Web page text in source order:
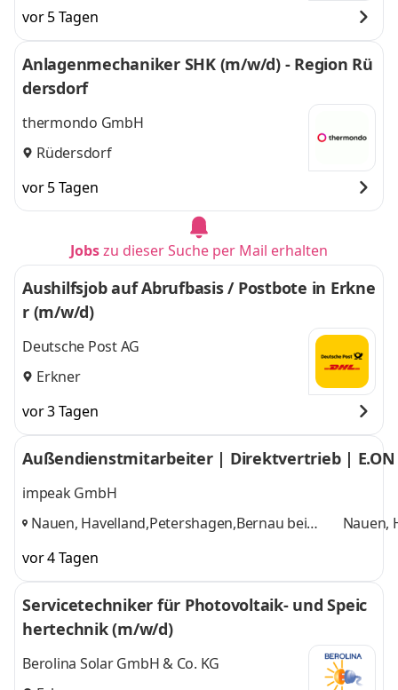
vor 5 Tagen
Anlagenmechaniker SHK (m/w/d) - Region Rü
dersdorf
thermondo GmbH
Rüdersdorf
vor 5 Tagen
Jobszu dieser Suche per Mail erhalten
Aushilfsjob auf Abrufbasis / Postbote in Erkne
r (m/w/d)
Deutsche Post AG
Erkner
vor 3 Tagen
Außendienstmitarbeiter | Direktvertrieb |
impeak GmbH
Nauen, Havelland,Petershagen,Bernau bei
Nauen,
vor 4 Tagen
Servicetechniker für Photovoltaik- und Speic
hertechnik (m/w/d)
Berolina Solar GmbH & Co. KG